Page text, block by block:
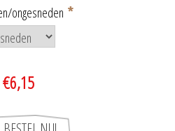
ongesneden *
€6,15